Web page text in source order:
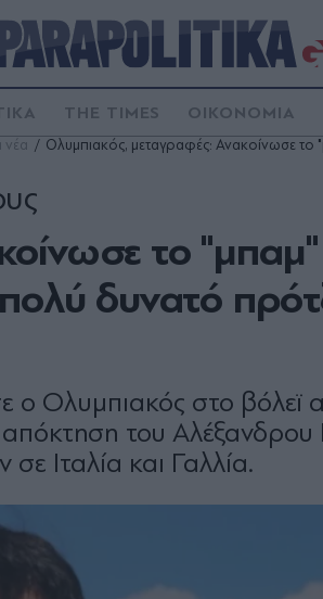
THE TIMES ΟΙΚΟΝΟΜΙΑ
νέα Ολυμπιακός, μεταγραφές: Ανακοίνωσε το
το
δυνατό
ο Ολυμπιακός στο βόλεϊ
του
Ιταλία και Γαλλία.